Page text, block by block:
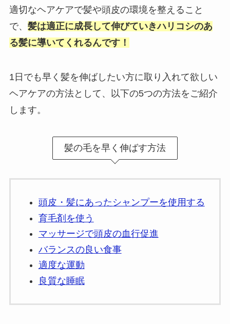
適切なヘアケアで髪や頭皮の環境を整えること
で、 髪は適正に成長して伸びていきハリコシのあ
る髪に導いてくれるんです！
1日でも早く髪を伸ばしたい方に取り入れて欲しい
ヘアケアの方法として、以下の5つの方法をご紹介
します。
髪の毛を早く伸ばす方法
頭皮・髪にあったシャンプーを使用する
育毛剤を使う
マッサージで頭皮の血行促進
バランスの良い食事
適度な運動
良質な睡眠